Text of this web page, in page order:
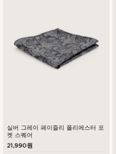
실버 그레이 페이즐리 폴리에스터 포
켓 스퀘어
21,990원